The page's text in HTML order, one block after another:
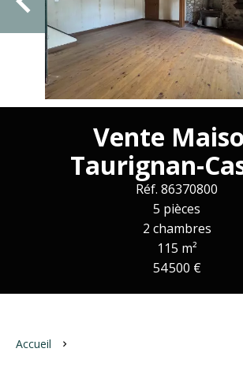
Vente
Taurignan-
Réf. 86370800
5 pièces
2 chambres
115 m²
54 500 €
Accueil